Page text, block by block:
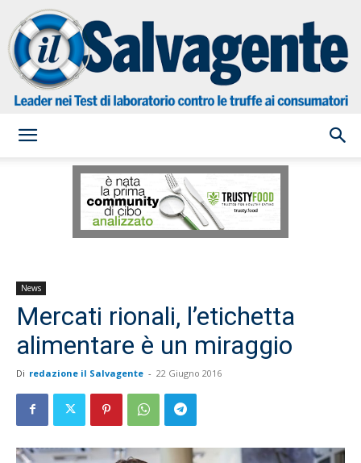
Salvagente
News
Mercati rionali, l’etichetta
alimentare è un miraggio
Di redazione il Salvagente - 22 Giugno 2016